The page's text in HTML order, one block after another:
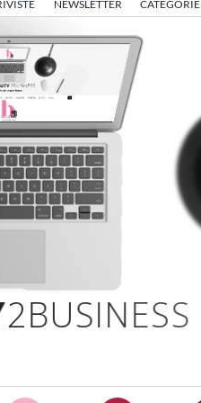
NEWSLETTER CATEGORIE
2BUSINESS